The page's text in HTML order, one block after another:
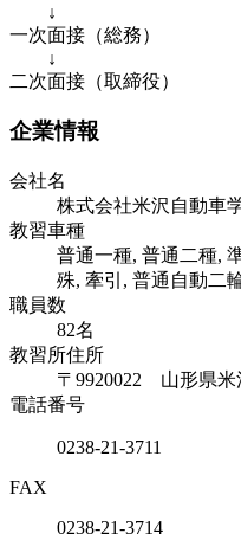
↓
一次面接（総務）
↓
二次面接（取締役）
企業情報
会社名
株式会社米沢自動車
教習車種
普通一種, 普通二種,
殊, 牽引, 普通自動二
職員数
82名
教習所住所
〒9920022 山形県米
電話番号
0238-21-3711
FAX
0238-21-3714